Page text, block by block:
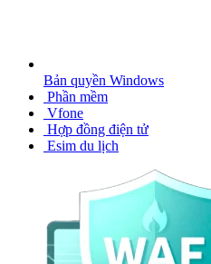
Bản quyền Windows
Phần mềm
Vfone
Hợp đồng điện tử
Esim du lịch